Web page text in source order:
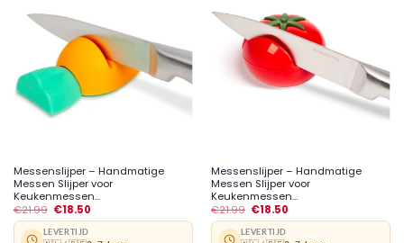
Messenslijper – Handmatige
Messen Slijper voor
Keukenmessen...
€21.99 €18.50
LEVERTIJD
Messenslijper – Handmatige
Messen Slijper voor
Keukenmessen...
€21.99 €18.50
LEVERTIJD